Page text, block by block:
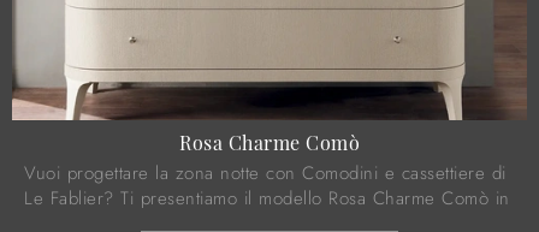
Rosa Charme Comò
Vuoi progettare la zona notte con Comodini e cassettiere di
Le Fablier? Ti presentiamo il modello Rosa Charme Comò in